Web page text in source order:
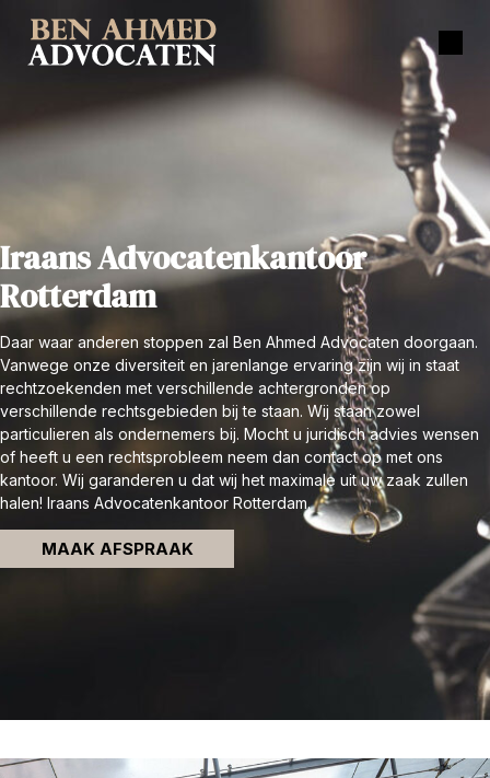
Iraans Advocatenkantoor
Rotterdam
Daar waar anderen stoppen zal Ben Ahmed Advocaten doorgaan.
Vanwege onze diversiteit en jarenlange ervaring zijn wij in staat
rechtzoekenden met verschillende achtergronden op
verschillende rechtsgebieden bij te staan. Wij staan zowel
particulieren als ondernemers bij. Mocht u juridisch advies wensen
of heeft u een rechtsprobleem neem dan contact op met ons
kantoor. Wij garanderen u dat wij het maximale uit uw zaak zullen
halen! Iraans Advocatenkantoor Rotterdam.
MAAK AFSPRAAK